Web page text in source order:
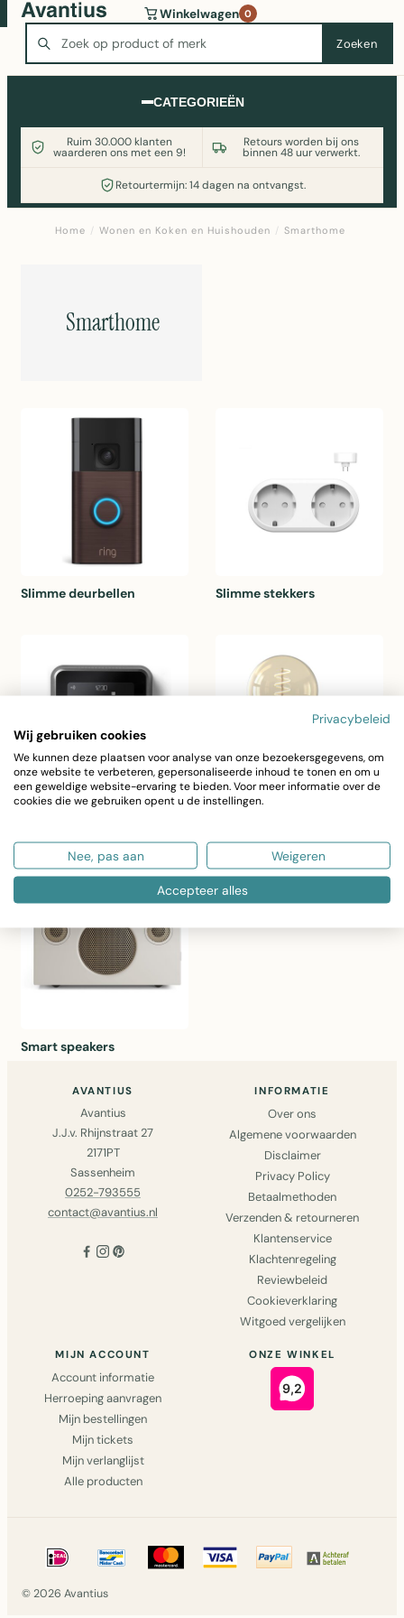
Zoeken
Winkelwagen 0
CATEGORIEËN
Ruim 30.000 klanten
waarderen ons met een 9!
Retours worden bij ons
binnen 48 uur verwerkt.
Retourtermijn: 14 dagen na ontvangst.
Wasmachine of koelkast nodig? Vergelijk alle prijzen op
Witgoedaanbod.nl
Home / Wonen en Koken en Huishouden / Smarthome
Smarthome
Slimme deurbellen Slimme stekkers
Smart speakers
AVANTIUS
Avantius
J.J.v. Rhijnstraat 27
2171PT
Sassenheim
0252-793555
contact@avantius.nl
INFORMATIE
Over ons
Algemene voorwaarden
Disclaimer
Privacy Policy
Betaalmethoden
Verzenden & retourneren
Klantenservice
Klachtenregeling
Reviewbeleid
Cookieverklaring
Witgoed vergelijken
MIJN ACCOUNT
Account informatie
Herroeping aanvragen
Mijn bestellingen
Mijn tickets
Mijn verlanglijst
Alle producten
ONZE WINKEL
© 2026 Avantius
Privacybeleid
Wij gebruiken cookies
We kunnen deze plaatsen voor analyse van onze bezoekersgegevens, om
onze website te verbeteren, gepersonaliseerde inhoud te tonen en om u
een geweldige website-ervaring te bieden. Voor meer informatie over de
cookies die we gebruiken opent u de instellingen.
Nee, pas aan Weigeren
Accepteer alles